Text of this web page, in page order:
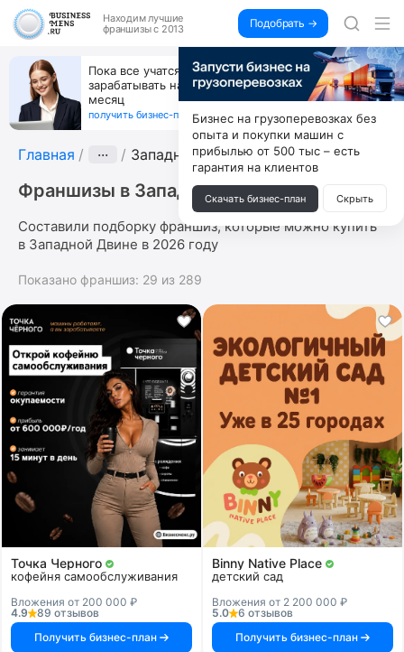
Находим лучшие
франшизы с 2013
Подобрать →
Пока все учатся пользоваться ИИ, вы можете
зарабатывать на их обучении по 500 тыс. каждый
месяц
получить бизнес-план ↓
Главная ··· Западная Двина
Франшизы в Западной Двине
Составили подборку франшиз, которые можно купить
в Западной Двине в 2026 году
Показано франшиз: 29 из 289
Точка Черного
кофейня самообслуживания
Вложения от 200 000 ₽
4.9
89 отзывов
Получить бизнес-план
Binny Native Place
детский сад
Вложения от 2 200 000 ₽
5.0
6 отзывов
Получить бизнес-план
Бизнес на грузоперевозках без
опыта и покупки машин с
прибылью от 500 тыс – есть
гарантия на клиентов
Скачать бизнес-план Скрыть